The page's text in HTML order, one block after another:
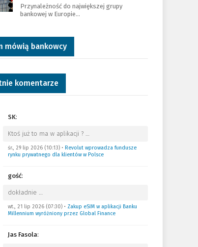
Przynależność do największej grupy
bankowej w Europie…
mówią bankowcy
komentarze
SK:
Ktoś już to ma w aplikacji ? …
śr., 29 lip 2026 (10:13)• Revolut wprowadza fundusze
rynku prywatnego dla klientów w Polsce
gość:
dokładnie …
wt., 21 lip 2026 (07:30)• Zakup eSIM w aplikacji Banku
Millennium wyróżniony przez Global Finance
Jas Fasola: